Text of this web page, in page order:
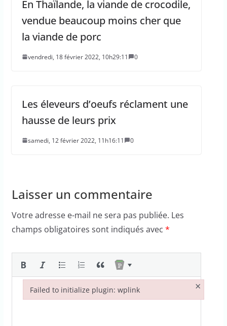
En Thaïlande, la viande de crocodile,
vendue beaucoup moins cher que
la viande de porc
vendredi, 18 février 2022, 10h29:11 0
Les éleveurs d’oeufs réclament une
hausse de leurs prix
samedi, 12 février 2022, 11h16:11 0
Laisser un commentaire
Votre adresse e-mail ne sera pas publiée. Les
champs obligatoires sont indiqués avec *
Failed to initialize plugin: wplink ×
Failed to initialize plugin: wplink